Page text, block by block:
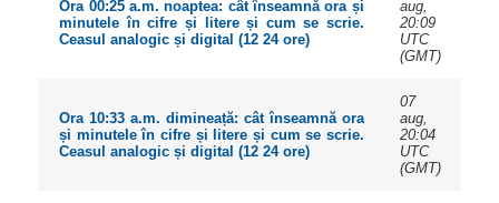
Ora 00:25 a.m. noaptea: cât înseamnă ora și
minutele în cifre și litere și cum se scrie.
Ceasul analogic și digital (12 24 ore)
aug,
20:09
UTC
(GMT)
Ora 10:33 a.m. dimineață: cât înseamnă ora
și minutele în cifre și litere și cum se scrie.
Ceasul analogic și digital (12 24 ore)
07
aug,
20:04
UTC
(GMT)